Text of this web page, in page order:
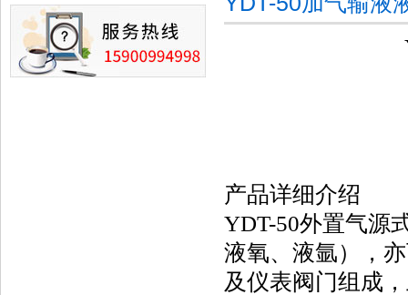
及
产品详细介绍
YDT-50外置气源
液氧、液氩），
及仪表阀门组成